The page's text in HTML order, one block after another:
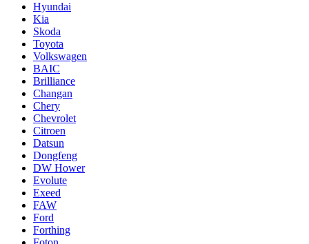
Hyundai
Kia
Skoda
Toyota
Volkswagen
BAIC
Brilliance
Changan
Chery
Chevrolet
Citroen
Datsun
Dongfeng
DW Hower
Evolute
Exeed
FAW
Ford
Forthing